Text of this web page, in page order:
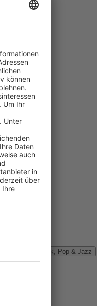
Rock, Pop & Jazz